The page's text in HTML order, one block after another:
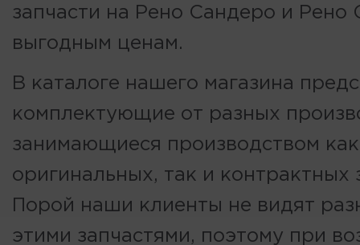
запчасти на Рено Сандеро и Рено
выгодным ценам.
В каталоге нашего магазина
комплектующие от разных
занимающиеся производством как
оригинальных, так и контрактных
Порой наши клиенты не видят
этими запчастями, поэтому при